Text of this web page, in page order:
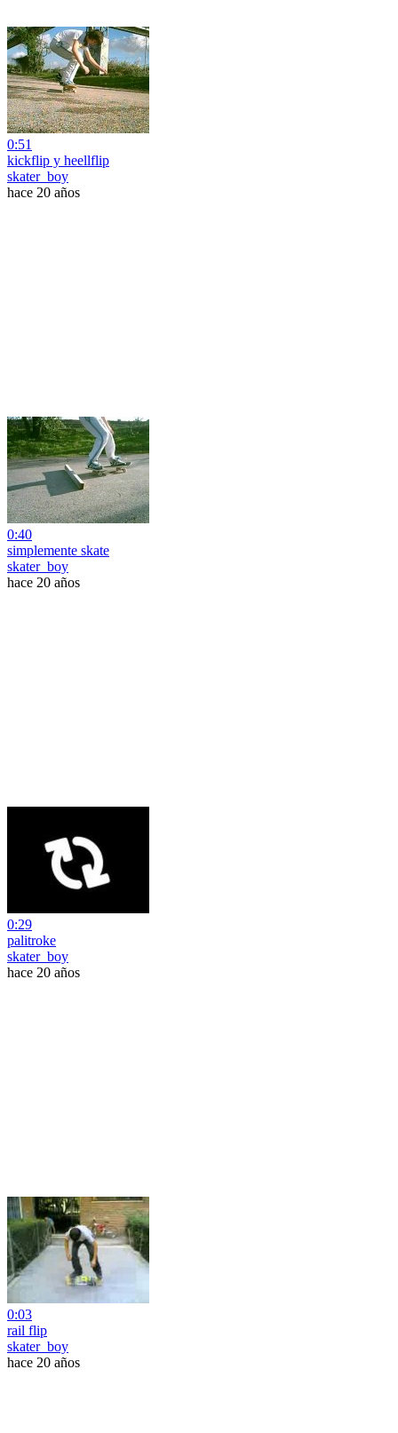
0:51
kickflip y heellflip
skater_boy
hace 20 años
0:40
simplemente skate
skater_boy
hace 20 años
0:29
palitroke
skater_boy
hace 20 años
0:03
rail flip
skater_boy
hace 20 años